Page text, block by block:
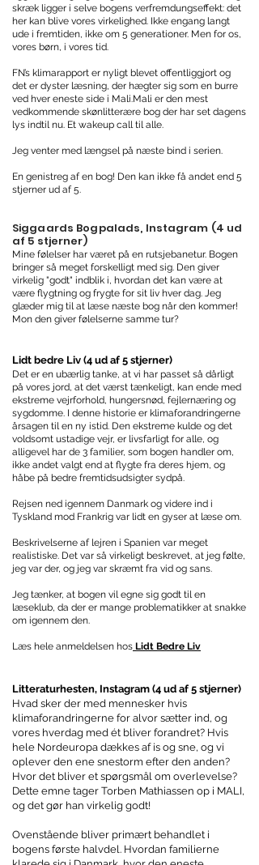
skræk ligger i selve bogens verfremdungseffekt: det
her kan blive vores virkelighed. Ikke engang langt
ude i fremtiden, ikke om 5 generationer. Men for os,
vores børn, i vores tid.
FN’s klimarapport er nyligt blevet offentliggjort og
det er dyster læsning, der hægter sig som en burre
ved hver eneste side i Mali.Mali er den mest
vedkommende skønlitterære bog der har set dagens
lys indtil nu. Et wakeup call til alle.
Jeg venter med længsel på næste bind i serien.
En genistreg af en bog! Den kan ikke få andet end 5
stjerner ud af 5.
Siggaards Bogpalads, Instagram (4 ud
af 5 stjerner)
Mine følelser har været på en rutsjebanetur. Bogen
bringer så meget forskelligt med sig. Den giver
virkelig "godt" indblik i, hvordan det kan være at
være flygtning og frygte for sit liv hver dag. Jeg
glæder mig til at læse næste bog når den kommer!
Mon den giver følelserne samme tur?
Lidt bedre Liv (4 ud af 5 stjerner)
Det er en ubærlig tanke, at vi har passet så dårligt
på vores jord, at det værst tænkeligt, kan ende med
ekstreme vejrforhold, hungersnød, fejlernæring og
sygdomme. I denne historie er klimaforandringerne
årsagen til en ny istid. Den ekstreme kulde og det
voldsomt ustadige vejr, er livsfarligt for alle, og
alligevel har de 3 familier, som bogen handler om,
ikke andet valgt end at flygte fra deres hjem, og
håbe på bedre fremtidsudsigter sydpå.
Rejsen ned igennem Danmark og videre ind i
Tyskland mod Frankrig var lidt en gyser at læse om.
Beskrivelserne af lejren i Spanien var meget
realistiske. Det var så virkeligt beskrevet, at jeg følte,
jeg var der, og jeg var skræmt fra vid og sans.
Jeg tænker, at bogen vil egne sig godt til en
læseklub, da der er mange problematikker at snakke
om igennem den.
Læs hele anmeldelsen hos Lidt Bedre Liv
Litteraturhesten, Instagram (4 ud af 5 stjerner)
Hvad sker der med mennesker hvis
klimaforandringerne for alvor sætter ind, og
vores hverdag med ét bliver forandret? Hvis
hele Nordeuropa dækkes af is og sne, og vi
oplever den ene snestorm efter den anden?
Hvor det bliver et spørgsmål om overlevelse?
Dette emne tager Torben Mathiassen op i MALI,
og det gør han virkelig godt!
Ovenstående bliver primært behandlet i
bogens første halvdel. Hvordan familierne